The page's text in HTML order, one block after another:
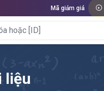
Mã giảm giá
liệu